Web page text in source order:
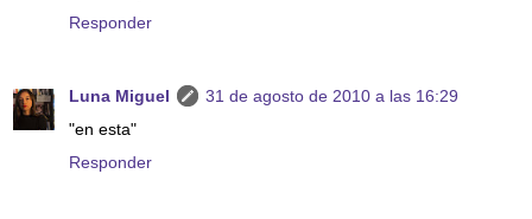
Responder
Luna Miguel
31 de agosto de 2010 a las 16:29
"en esta"
Responder